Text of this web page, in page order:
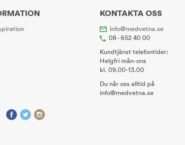
KONTAKTA OSS
info@medvetna.se
08 - 652 40 00
Kundtjänst telefontider:
Helgfri mån-ons
kl. 09.00-13.00
Du når oss alltid på
info@medvetna.se